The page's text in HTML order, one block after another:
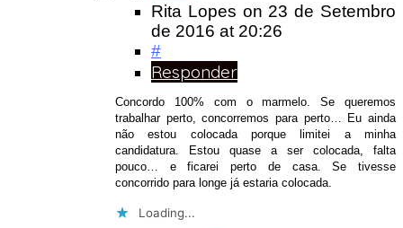
Rita Lopes on 23 de Setembro
de 2016 at 20:26
#
Responder
Concordo 100% com o marmelo. Se queremos
trabalhar perto, concorremos para perto… Eu ainda
não estou colocada porque limitei a minha
candidatura. Estou quase a ser colocada, falta
pouco… e ficarei perto de casa. Se tivesse
concorrido para longe já estaria colocada.
Loading...